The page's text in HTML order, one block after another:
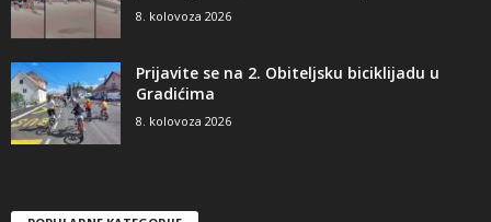
8. kolovoza 2026
Prijavite se na 2. Obiteljsku biciklijadu u
Gradićima
8. kolovoza 2026